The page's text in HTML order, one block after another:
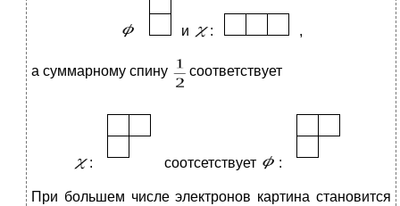
и : ,
а суммарному спину соответствует
: соотсетствует :
При большем числе электронов картина становится